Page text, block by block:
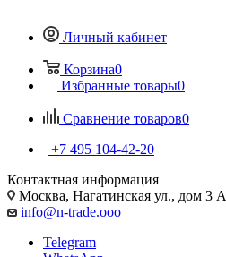
Личный кабинет
Корзина0
Избранные товары0
Сравнение товаров0
+7 495 104-42-20
Контактная информация
Москва, Нагатинская ул., дом 3 А
info@n-trade.ooo
Telegram